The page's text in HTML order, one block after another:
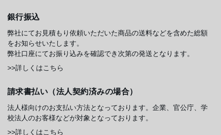
銀行振込
弊社にてお見積もり依頼いただいた商品の送料などを含めた総額
をお知らせいたします。
弊社口座にてお振り込みを確認でき次第の発送となります。
>>詳しくはこちら
請求書払い（法人契約済みの場合）
法人様向けのお支払い方法となっております。企業、官公庁、学
校法人のお客様などが対象となっております。
>>詳しくはこちら